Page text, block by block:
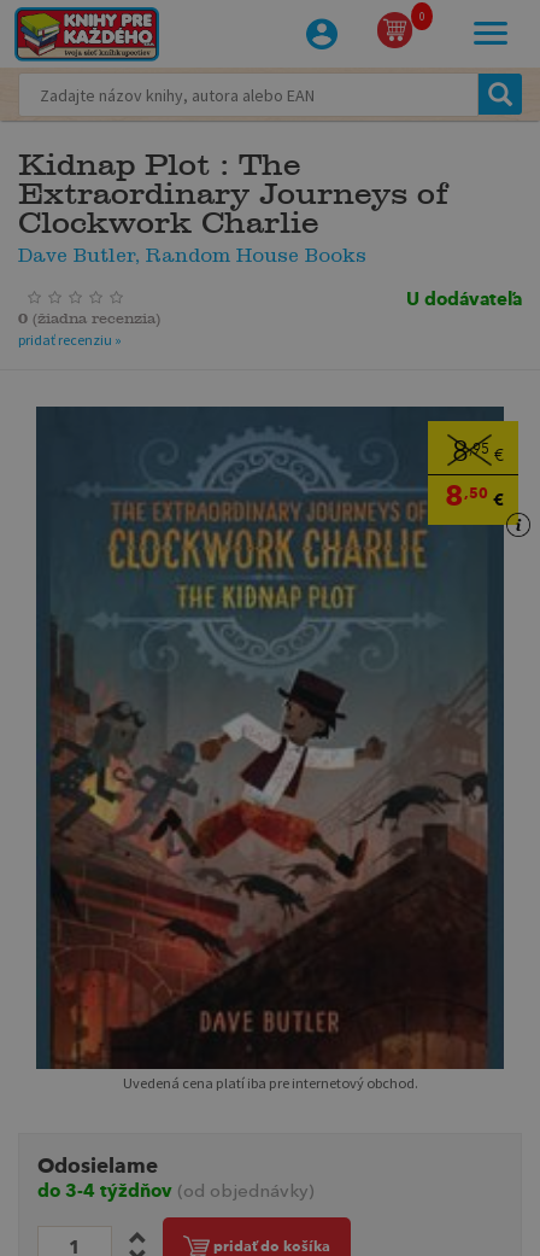
0
Kidnap Plot : The
Extraordinary Journeys of
Clockwork Charlie
Dave Butler, Random House Books
U dodávateľa
0 (žiadna recenzia)
pridať recenziu »
8,95 €
8,50 €
Uvedená cena platí iba pre internetový obchod.
Odosielame
do 3-4 týždňov (od objednávky)
pridať do košíka